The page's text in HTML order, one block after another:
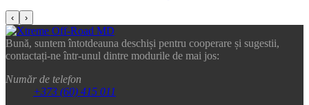
‹ ›
Bună, suntem întotdeauna deschiși pentru cooperare și sugestii,
contactați-ne într-unul dintre modurile de mai jos:
Număr de telefon
+373 (60) 415 011